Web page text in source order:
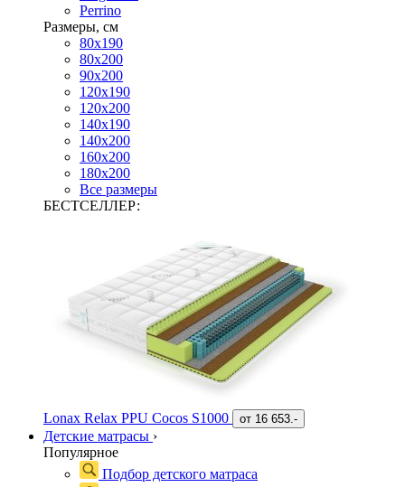
Perrino
Размеры, см
80х190
80х200
90х200
120х190
120х200
140х190
140х200
160х200
180х200
Все размеры
БЕСТСЕЛЛЕР:
Lonax Relax PPU Cocos S1000 от 16 653.-
Детские матрасы ›
Популярное
Подбор детского матраса